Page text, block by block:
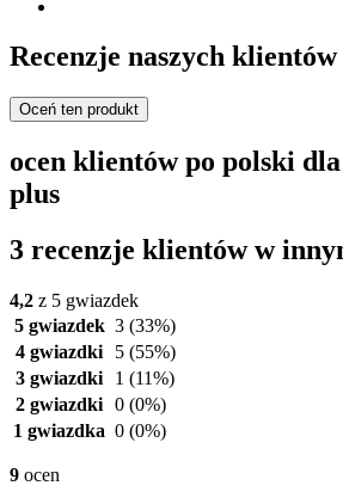
Recenzje naszych klientów
Oceń ten produkt
ocen klientów po polski
plus
3 recenzje klientów w
4,2 z 5 gwiazdek
5 gwiazdek 3 (33%)
4 gwiazdki
5 (55%)
3 gwiazdki
1 (11%)
2 gwiazdki 0 (0%)
1 gwiazdka 0 (0%)
9 ocen